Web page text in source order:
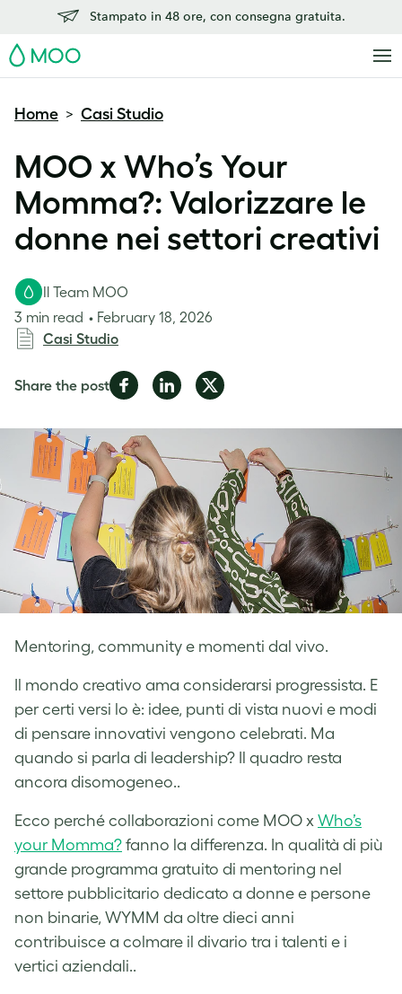
Stampato in 48 ore, con consegna gratuita.
MOO
Home > Casi Studio
MOO x Who’s Your
Momma?: Valorizzare le
donne nei settori creativi
Mentoring, community e momenti dal vivo.
Il Team MOO
3 min read
February 18, 2026
Casi Studio
Share the postShare
Facebook
Share
LinkedIn
Share
Twitter
Il mondo creativo ama considerarsi progressista. E
per certi versi lo è: idee, punti di vista nuovi e modi
di pensare innovativi vengono celebrati. Ma
quando si parla di leadership? Il quadro resta
ancora disomogeneo..
Ecco perché collaborazioni come MOO x Who’s
your Momma? fanno la differenza. In qualità di più
grande programma gratuito di mentoring nel
settore pubblicitario dedicato a donne e persone
non binarie, WYMM da oltre dieci anni
contribuisce a colmare il divario tra i talenti e i
vertici aziendali..